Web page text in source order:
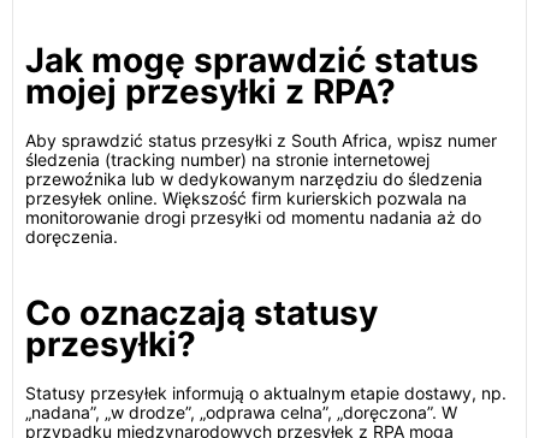
Jak mogę sprawdzić status
mojej przesyłki z RPA?
Aby sprawdzić status przesyłki z South Africa, wpisz numer
śledzenia (tracking number) na stronie internetowej
przewoźnika lub w dedykowanym narzędziu do śledzenia
przesyłek online. Większość firm kurierskich pozwala na
monitorowanie drogi przesyłki od momentu nadania aż do
doręczenia.
Co oznaczają statusy
przesyłki?
Statusy przesyłek informują o aktualnym etapie dostawy, np.
„nadana”, „w drodze”, „odprawa celna”, „doręczona”. W
przypadku międzynarodowych przesyłek z RPA mogą